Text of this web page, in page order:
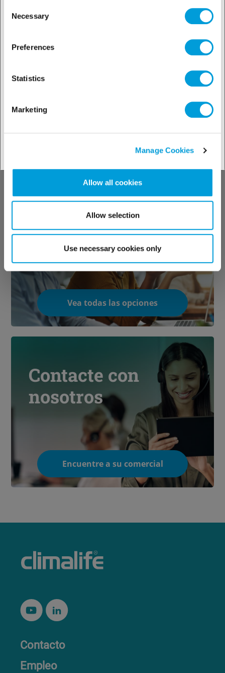
Selection
Necessary
Preferences
Statistics
Marketing
Manage Cookies
Allow all cookies
Allow selection
Use necessary cookies only
Conozca nuestros
productos
Conozca nuestro
soporte técnico
Vea todas las opciones
Contacte con
nosotros
Encuentre a su comercial
Contacto
Empleo